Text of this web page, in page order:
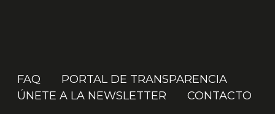
FAQ
PORTAL DE TRANSPARENCIA
ÚNETE A LA NEWSLETTER
CONTACTO